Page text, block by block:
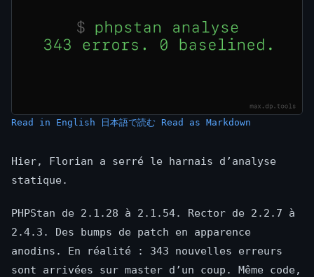
Read in English 日本語で読む Read as Markdown
Hier, Florian a serré le harnais d’analyse
statique.
PHPStan de 2.1.28 à 2.1.54. Rector de 2.2.7 à
2.4.3. Des bumps de patch en apparence
anodins. En réalité : 343 nouvelles erreurs
sont arrivées sur master d’un coup. Même code,